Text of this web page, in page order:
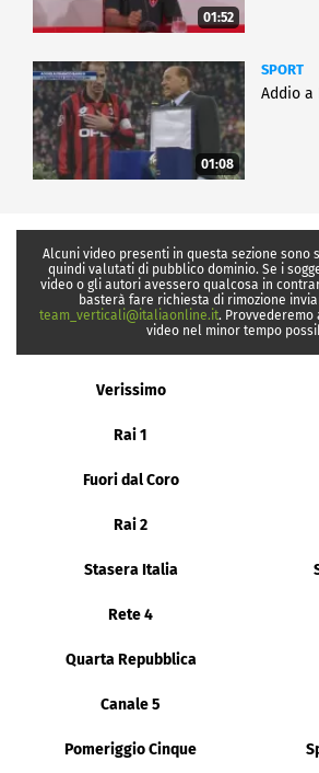
01:52
01:08
SPORT
Addio a
Alcuni video presenti in questa sezione sono
quindi valutati di pubblico dominio. Se i
video o gli autori avessero qualcosa in
basterà fare richiesta di rimozione
team_verticali@italiaonline.it.
video nel minor tempo
Verissimo
Rai 1
Fuori dal Coro
Rai 2
Stasera Italia
Rete 4
Quarta Repubblica
Canale 5
Pomeriggio Cinque